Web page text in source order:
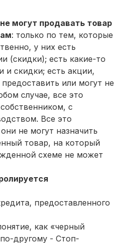
могут продавать товар
: только по тем, которые
у них есть
(скидки); есть какие-то
и скидки; есть акции,
или могут не
случае, все это
с
Все это
не могут назначить
товар, на который
схеме не может
предоставленного
как «черный
другому - Стоп-